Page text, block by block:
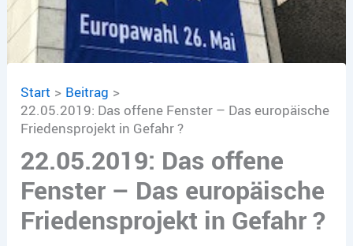
Start
Beitrag
22.05.2019: Das offene Fenster – Das europäische
Friedensprojekt in Gefahr ?
22.05.2019: Das offene
Fenster – Das europäische
Friedensprojekt in Gefahr ?